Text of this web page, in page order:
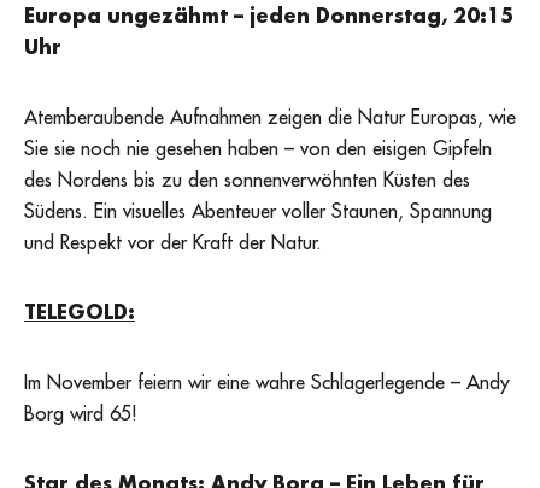
Europa ungezähmt – jeden Donnerstag, 20:15
Uhr
Atemberaubende Aufnahmen zeigen die Natur Europas, wie
Sie sie noch nie gesehen haben – von den eisigen Gipfeln
des Nordens bis zu den sonnenverwöhnten Küsten des
Südens. Ein visuelles Abenteuer voller Staunen, Spannung
und Respekt vor der Kraft der Natur.
TELEGOLD:
Im November feiern wir eine wahre Schlagerlegende – Andy
Borg wird 65!